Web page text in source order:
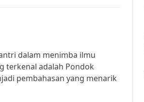
dalam menimba ilmu
terkenal adalah Pondok
pembahasan yang menarik